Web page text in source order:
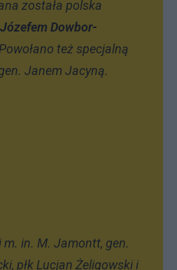
została polska
Dowbor-
też specjalną
Janem Jacyną.
in. M. Jamontt, gen.
płk Lucjan Żeligowski i